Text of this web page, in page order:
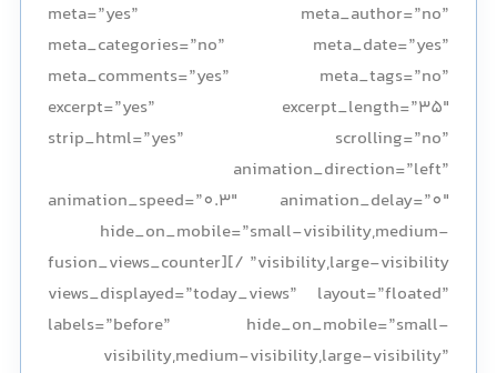
meta=”yes” meta_author=”no”
meta_categories=”no” meta_date=”yes”
meta_comments=”yes” meta_tags=”no”
excerpt=”yes” excerpt_length=”35″
strip_html=”yes” scrolling=”no”
animation_direction=”left”
animation_speed=”0.3″ animation_delay=”0″
hide_on_mobile=”small-visibility,medium-
visibility,large-visibility” /][fusion_views_counter
views_displayed=”today_views” layout=”floated”
labels=”before” hide_on_mobile=”small-
visibility,medium-visibility,large-visibility”